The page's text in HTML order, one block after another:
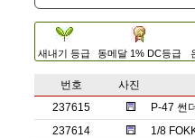
새내기 등급 동메달 1% DC등급
번호
사진
237615
P-47 썬
237614
1/8